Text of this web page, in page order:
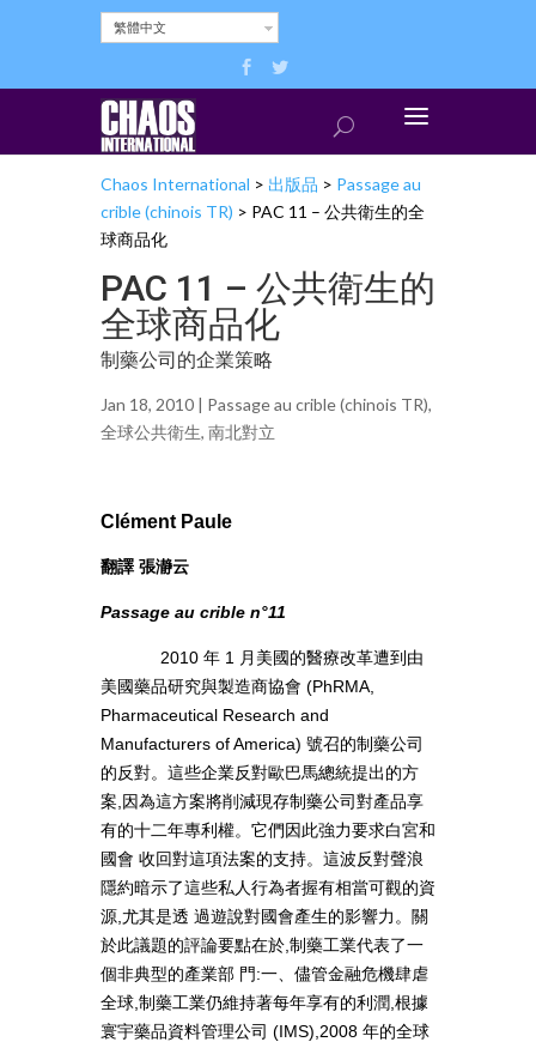
繁體中文
Chaos International > 出版品 > Passage au
crible (chinois TR) > PAC 11 – 公共衛生的全
球商品化
PAC 11 – 公共衛生的
全球商品化
制藥公司的企業策略
Jan 18, 2010 | Passage au crible (chinois TR),
全球公共衛生, 南北對立
Clément Paule
翻譯 張瀞云
Passage au crible n°11
2010 年 1 月美國的醫療改革遭到由
美國藥品研究與製造商協會 (PhRMA,
Pharmaceutical Research and
Manufacturers of America) 號召的制藥公司
的反對。這些企業反對歐巴馬總統提出的方
案,因為這方案將削減現存制藥公司對產品享
有的十二年專利權。它們因此強力要求白宮和
國會 收回對這項法案的支持。這波反對聲浪
隱約暗示了這些私人行為者握有相當可觀的資
源,尤其是透 過遊說對國會產生的影響力。關
於此議題的評論要點在於,制藥工業代表了一
個非典型的產業部 門:一、儘管金融危機肆虐
全球,制藥工業仍維持著每年享有的利潤,根據
寰宇藥品資料管理公司 (IMS),2008 年的全球